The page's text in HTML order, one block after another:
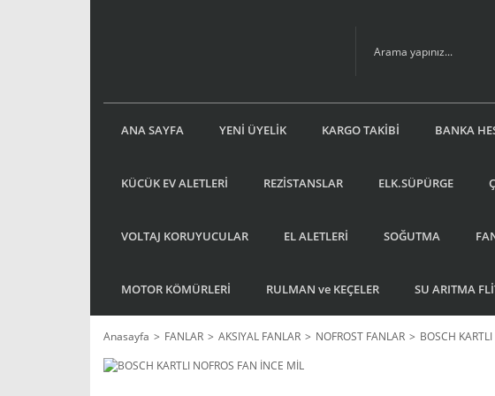
ANA SAYFA YENİ ÜYELİK KARGO TAKİBİ BANKA
KÜCÜK EV ALETLERİ REZİSTANSLAR ELK.SÜPÜRGE
VOLTAJ KORUYUCULAR EL ALETLERİ SOĞUTMA
MOTOR KÖMÜRLERİ RULMAN ve KEÇELER SU ARITMA
Anasayfa FANLAR AKSIYAL FANLAR NOFROST FANLAR
BOSCH